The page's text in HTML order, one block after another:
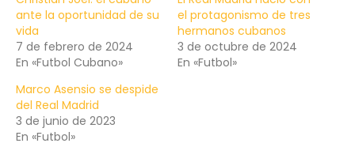
ante la oportunidad de su
vida
7 de febrero de 2024
En «Futbol Cubano»
el protagonismo de tres
hermanos cubanos
3 de octubre de 2024
En «Futbol»
Marco Asensio se despide
del Real Madrid
3 de junio de 2023
En «Futbol»